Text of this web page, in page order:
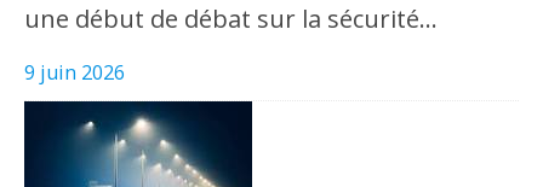
une début de débat sur la sécurité…
9 juin 2026